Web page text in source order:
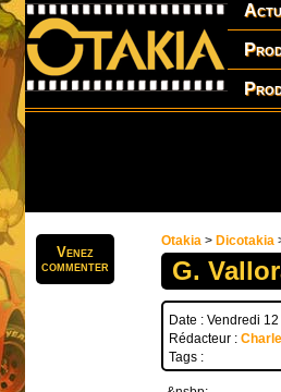
Venez
commenter
Otakia > Dicotakia
G.
Date : Vendredi
Rédacteur :
Tags :